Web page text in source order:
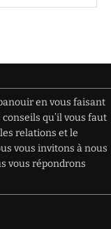
en vous faisant
qu’il vous faut
relations et le
vous invitons à nous
vous répondrons